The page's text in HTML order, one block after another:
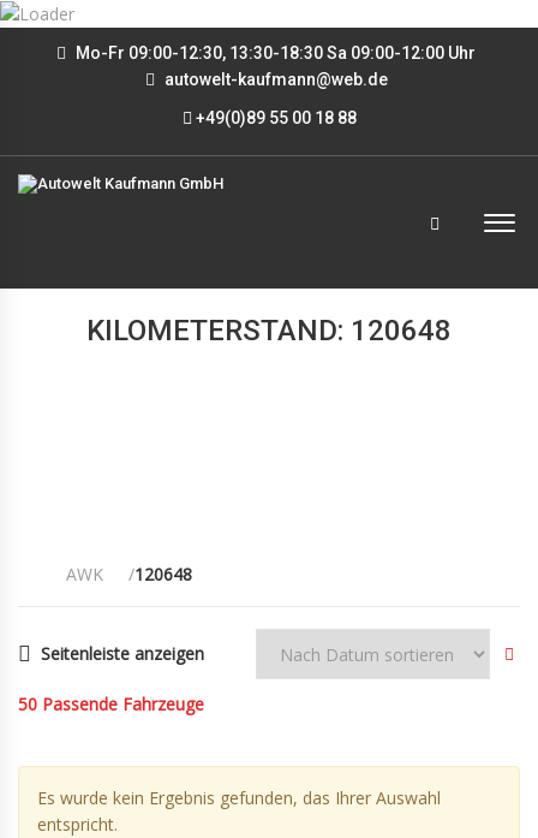
Mo-Fr 09:00-12:30, 13:30-18:30 Sa 09:00-12:00 Uhr
autowelt-kaufmann@web.de
+49(0)89 55 00 18 88
KILOMETERSTAND: 120648
AWK 120648
Seitenleiste anzeigen
50 Passende Fahrzeuge
Es wurde kein Ergebnis gefunden, das Ihrer Auswahl
entspricht.